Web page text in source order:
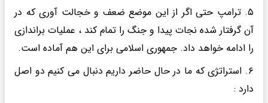
۵. ترامپ حتی اگر از این موضع ضعف و خجالت آوری که در
آن گرفتار شده نجات پیدا و جنگ را تمام کند ، عملیات براندازی
را ادامه خواهد داد. جمهوری اسلامی برای این هم آماده است.
۶. استراتژی که ما در حال حاضر داریم دنبال می کنیم دو اصل
دارد :